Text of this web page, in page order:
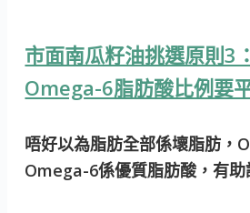
市面南瓜籽油挑選原則3
Omega-6脂肪酸比例要
唔好以為脂肪全部係壞脂肪，
Omega-6係優質脂肪酸，有助